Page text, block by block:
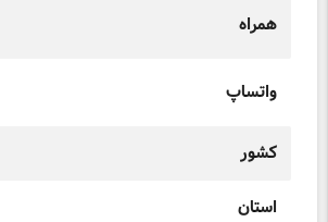
همراه
واتساپ
کشور
استان